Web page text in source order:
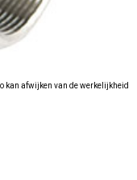
kan afwijken van de werkelijkheid